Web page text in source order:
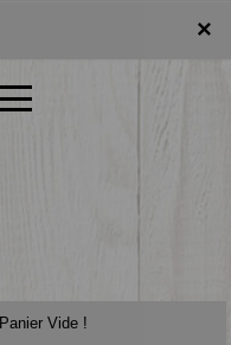
×
×
Panier Vide !